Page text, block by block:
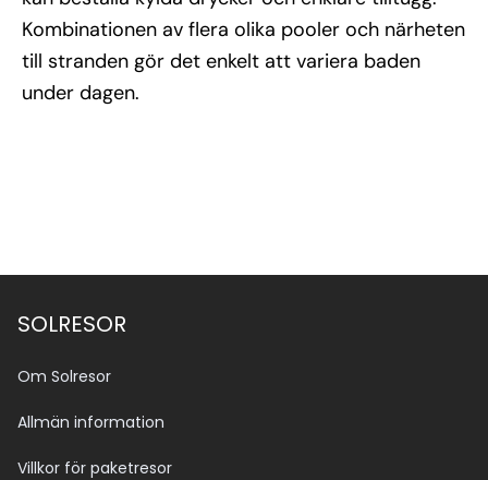
Kombinationen av flera olika pooler och närheten
till stranden gör det enkelt att variera baden
under dagen.
SOLRESOR
Om Solresor
Allmän information
Villkor för paketresor